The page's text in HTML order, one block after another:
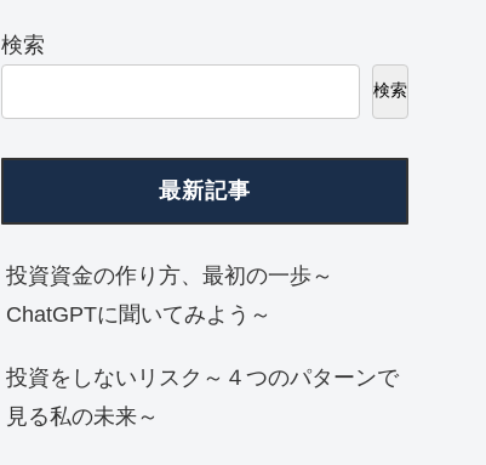
検索
検索
最新記事
投資資金の作り方、最初の一歩～
ChatGPTに聞いてみよう～
投資をしないリスク～４つのパターンで
見る私の未来～